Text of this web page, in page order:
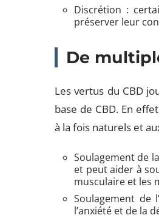
Discrétion :
préserver leur
De
Les vertus du CBD
base de CBD. En
à la fois naturels et
Soulagement de
et peut aider à
musculaire et les
Soulagement de
l’anxiété et de la